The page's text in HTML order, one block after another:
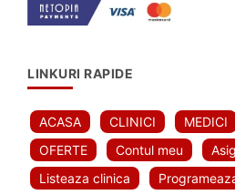
LINKURI RAPIDE
ACASA CLINICI MEDICI
OFERTE
Contul meu
Listeaza clinica